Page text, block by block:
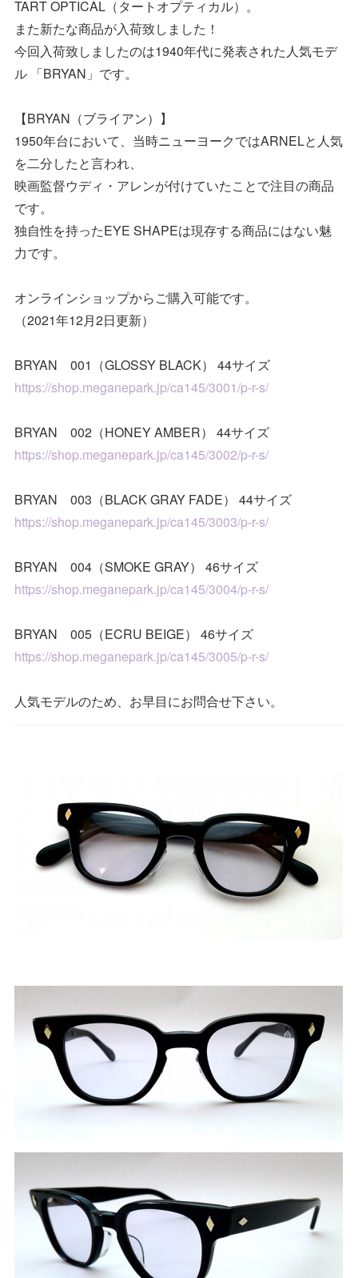
TART OPTICAL（タートオプティカル）。
また新たな商品が入荷致しました！
今回入荷致しましたのは1940年代に発表された人気モデ
ル 「BRYAN」です。
【BRYAN（ブライアン）】
1950年台において、当時ニューヨークではARNELと人気
を二分したと言われ、
映画監督ウディ・アレンが付けていたことで注目の商品
です。
独自性を持ったEYE SHAPEは現存する商品にはない魅
力です。
オンラインショップからご購入可能です。
（2021年12月2日更新）
BRYAN 001（GLOSSY BLACK） 44サイズ
https://shop.meganepark.jp/ca145/3001/p-r-s/
BRYAN 002（HONEY AMBER） 44サイズ
https://shop.meganepark.jp/ca145/3002/p-r-s/
BRYAN 003（BLACK GRAY FADE） 44サイズ
https://shop.meganepark.jp/ca145/3003/p-r-s/
BRYAN 004（SMOKE GRAY） 46サイズ
https://shop.meganepark.jp/ca145/3004/p-r-s/
BRYAN 005（ECRU BEIGE） 46サイズ
https://shop.meganepark.jp/ca145/3005/p-r-s/
人気モデルのため、お早目にお問合せ下さい。